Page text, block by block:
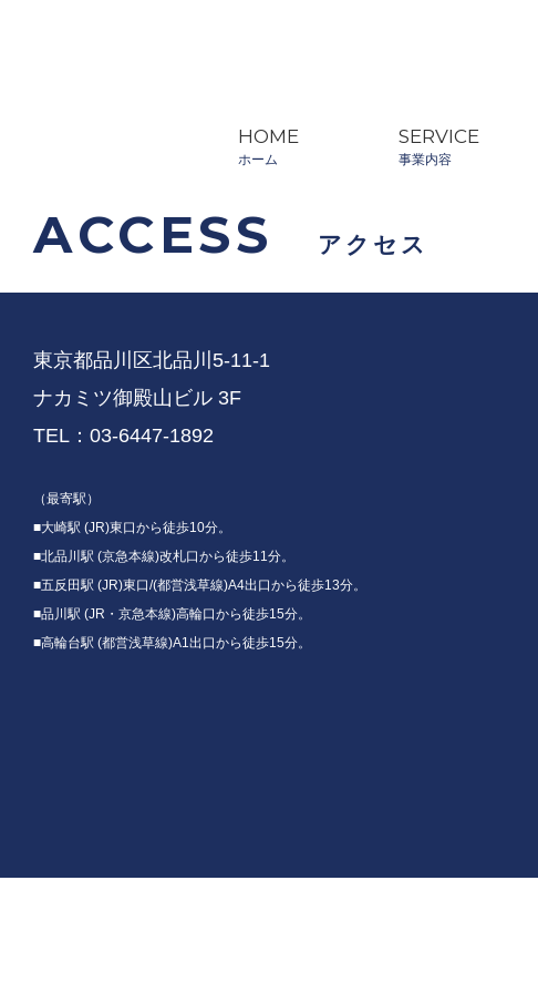
HOME
ホーム
SERVICE
事業内容
ACCESS アクセス
東京都品川区北品川5-11-1
ナカミツ御殿山ビル 3F
TEL：03-6447-1892
（最寄駅）
■大崎駅 (JR)東口から徒歩10分。
■北品川駅 (京急本線)改札口から徒歩11分。
■五反田駅 (JR)東口/(都営浅草線)A4出口から徒歩13分。
■品川駅 (JR・京急本線)高輪口から徒歩15分。
■高輪台駅 (都営浅草線)A1出口から徒歩15分。